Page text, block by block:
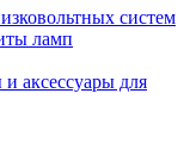
систем
ламп
аксессуары для